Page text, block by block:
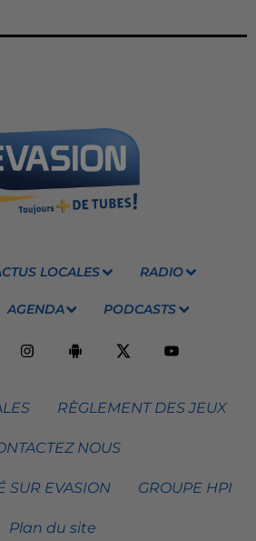
LOCALES RADIO
AGENDA PODCASTS
RÈGLEMENT DES JEUX
NOUS
SUR EVASION GROUPE HPI
Plan du site